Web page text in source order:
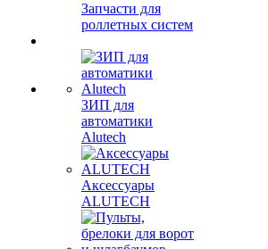
Запчасти для
роллетных систем
ЗИП для
автоматики
Alutech
Аксессуары
ALUTECH